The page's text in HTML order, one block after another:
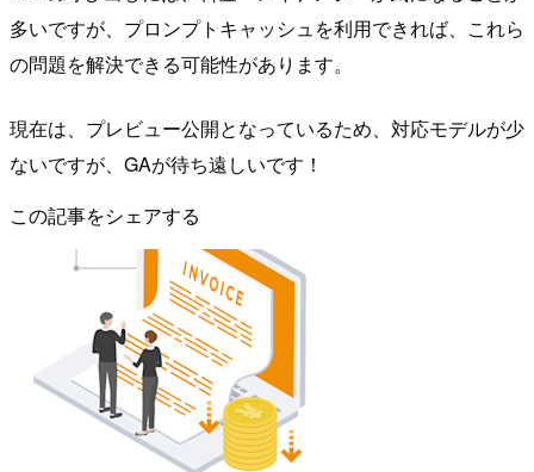
多いですが、プロンプトキャッシュを利用できれば、これら
の問題を解決できる可能性があります。
現在は、プレビュー公開となっているため、対応モデルが少
ないですが、GAが待ち遠しいです！
この記事をシェアする